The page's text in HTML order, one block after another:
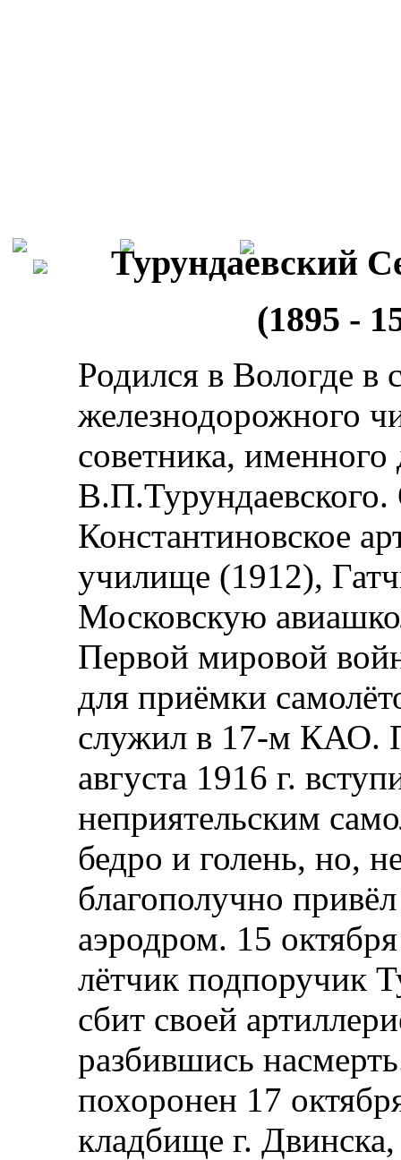
Турундаевский
(1895 -
Родился в Вологде в
железнодорожного
советника, именного
Константиновское
училище (1912),
Московскую
Первой мировой
для приёмки
служил в 17-м КАО.
августа 1916 г.
неприятельским
бедро и голень, но,
благополучно
аэродром. 15
лётчик подпоручик
сбит своей
разбившись
похоронен 17
кладбище г.